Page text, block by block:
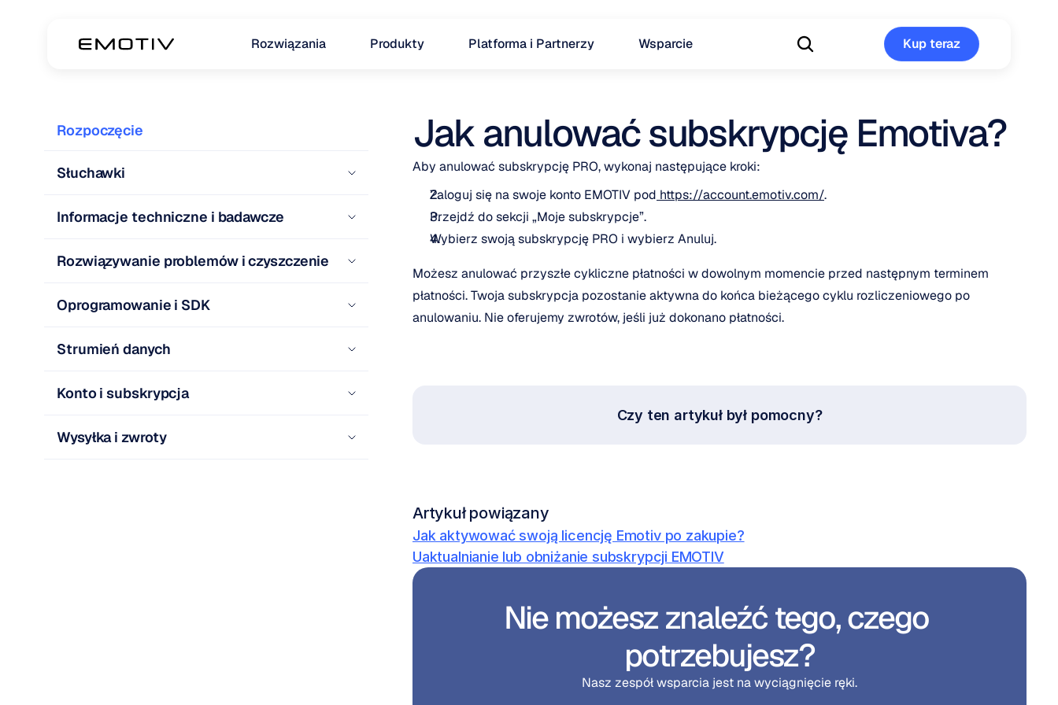
Rozwiązania Produkty Platforma i Partnerzy Wsparcie
Kup teraz
Rozpoczęcie
Słuchawki
Informacje techniczne i badawcze
Rozwiązywanie problemów i czyszczenie
Oprogramowanie i SDK
Strumień danych
Konto i subskrypcja
Wysyłka i zwroty
Jak anulować subskrypcję Emotiva?
Aby anulować subskrypcję PRO, wykonaj następujące kroki:
Zaloguj się na swoje konto EMOTIV pod https://account.emotiv.com/.
Przejdź do sekcji „Moje subskrypcje”.
Wybierz swoją subskrypcję PRO i wybierz Anuluj.
Możesz anulować przyszłe cykliczne płatności w dowolnym momencie przed następnym terminem
płatności. Twoja subskrypcja pozostanie aktywna do końca bieżącego cyklu rozliczeniowego po
anulowaniu. Nie oferujemy zwrotów, jeśli już dokonano płatności.
Czy ten artykuł był pomocny?
Artykuł powiązany
Jak aktywować swoją licencję Emotiv po zakupie?
Uaktualnianie lub obniżanie subskrypcji EMOTIV
Nie możesz znaleźć tego, czego
potrzebujesz?
Nasz zespół wsparcia jest na wyciągnięcie ręki.